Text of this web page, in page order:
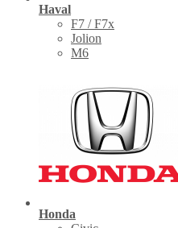
Haval
F7 / F7x
Jolion
M6
Honda